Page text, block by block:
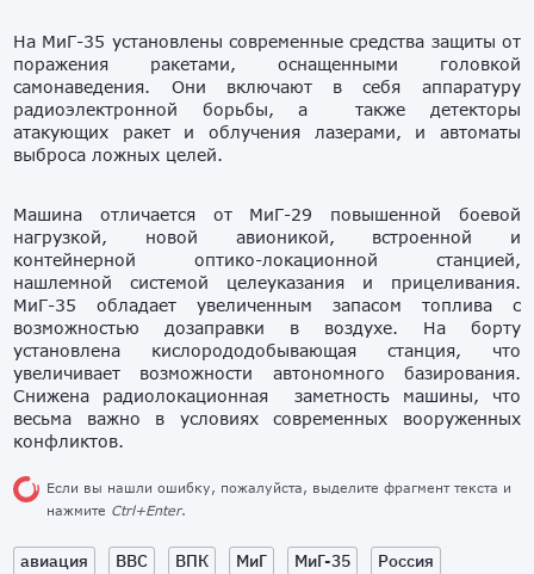
На МиГ-35 установлены современные средства защиты от
поражения ракетами, оснащенными головкой
самонаведения. Они включают в себя аппаратуру
радиоэлектронной борьбы, а также детекторы
атакующих ракет и облучения лазерами, и автоматы
выброса ложных целей.
Машина отличается от МиГ-29 повышенной боевой
нагрузкой, новой авионикой, встроенной и
контейнерной оптико-локационной станцией,
нашлемной системой целеуказания и прицеливания.
МиГ-35 обладает увеличенным запасом топлива с
возможностью дозаправки в воздухе. На борту
установлена кислорододобывающая станция, что
увеличивает возможности автономного базирования.
Снижена радиолокационная заметность машины, что
весьма важно в условиях современных вооруженных
конфликтов.
Если вы нашли ошибку, пожалуйста, выделите фрагмент текста и
нажмите Ctrl+Enter.
авиация ВВС ВПК МиГ МиГ-35 Россия